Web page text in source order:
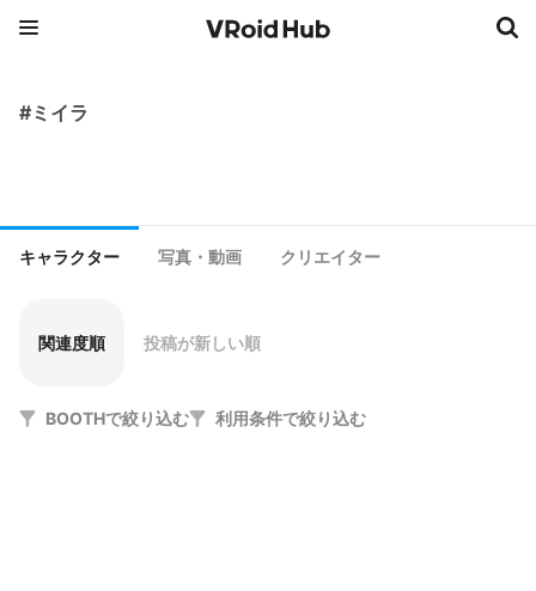
#ミイラ
キャラクター 写真・動画 クリエイター
関連度順 投稿が新しい順
BOOTHで絞り込む 利用条件で絞り込む